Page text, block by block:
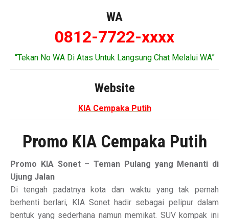
WA
0812-7722-xxxx
“Tekan No WA Di Atas Untuk Langsung Chat Melalui WA”
Website
KIA Cempaka Putih
Promo KIA Cempaka Putih
Promo KIA Sonet – Teman Pulang yang Menanti di
Ujung Jalan
Di tengah padatnya kota dan waktu yang tak pernah
berhenti berlari, KIA Sonet hadir sebagai pelipur dalam
bentuk yang sederhana namun memikat. SUV kompak ini